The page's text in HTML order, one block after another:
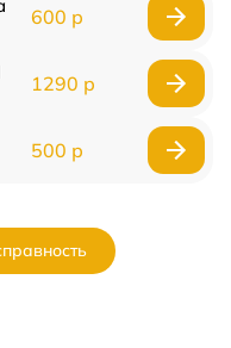
600 р
1290 р
500 р